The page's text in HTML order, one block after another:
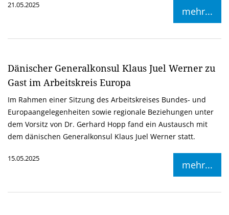
21.05.2025
mehr...
Dänischer Generalkonsul Klaus Juel Werner zu
Gast im Arbeitskreis Europa
Im Rahmen einer Sitzung des Arbeitskreises Bundes- und
Europaangelegenheiten sowie regionale Beziehungen unter
dem Vorsitz von Dr. Gerhard Hopp fand ein Austausch mit
dem dänischen Generalkonsul Klaus Juel Werner statt.
15.05.2025
mehr...